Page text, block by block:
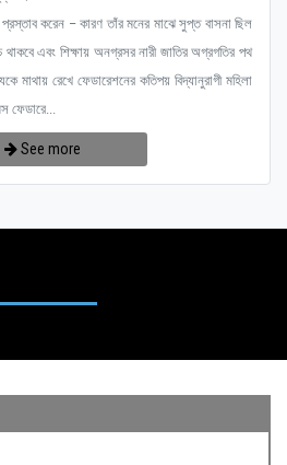
করেন – কারণ তাঁর মনের মাঝে সুপ্ত বাসনা ছিল
এবং শিক্ষায় অনগ্রসর নারী জাতির অগ্রগতির পথ
মাথায় রেখে ফেডারেশনের কতিপয় বিদ্যানুরাগী মহিলা
ফেডারে...
See more